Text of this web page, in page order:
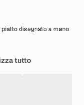
disegnato a mano
tutto